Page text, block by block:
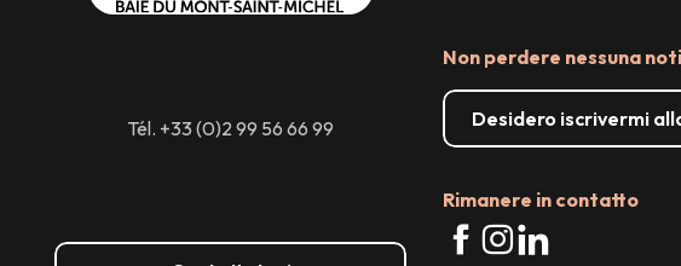
Tél. +33 (0)2 99 56 66 99
Non perdere nessuna
Desidero iscrivermi
Rimanere in contatto